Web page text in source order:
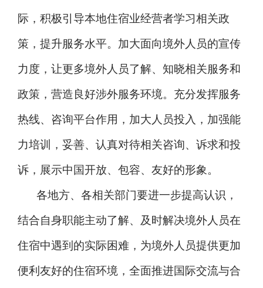
际，积极引导本地住宿业经营者学习相关政
策，提升服务水平。加大面向境外人员的宣传
力度，让更多境外人员了解、知晓相关服务和
政策，营造良好涉外服务环境。充分发挥服务
热线、咨询平台作用，加大人员投入，加强能
力培训，妥善、认真对待相关咨询、诉求和投
诉，展示中国开放、包容、友好的形象。
各地方、各相关部门要进一步提高认识，
结合自身职能主动了解、及时解决境外人员在
住宿中遇到的实际困难，为境外人员提供更加
便利友好的住宿环境，全面推进国际交流与合